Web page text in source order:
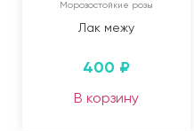
Морозостойкие розы
Лак межу
400 ₽
В корзину